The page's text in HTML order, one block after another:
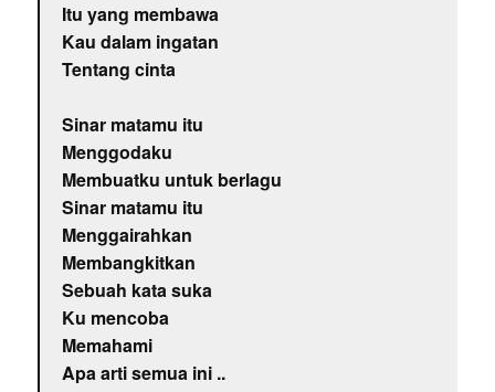
Itu yang membawa
Kau dalam ingatan
Tentang cinta
Sinar matamu itu
Menggodaku
Membuatku untuk berlagu
Sinar matamu itu
Menggairahkan
Membangkitkan
Sebuah kata suka
Ku mencoba
Memahami
Apa arti semua ini ..